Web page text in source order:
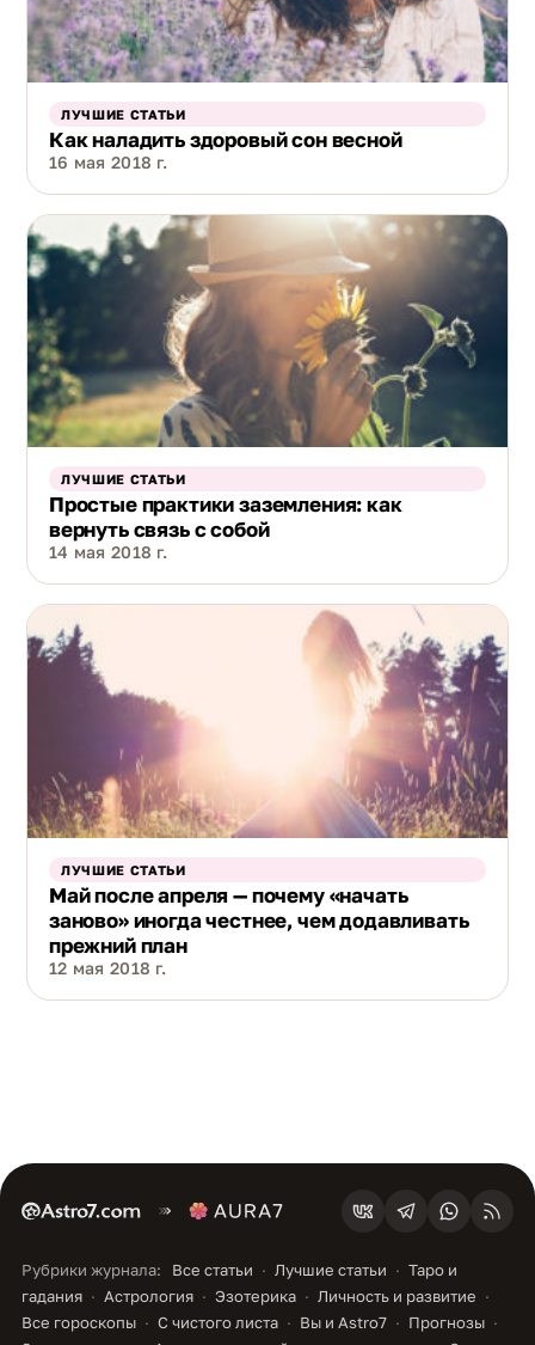
ЛУЧШИЕ СТАТЬИ
Как наладить здоровый сон весной
16 мая 2018 г.
ЛУЧШИЕ СТАТЬИ
Простые практики заземления: как
вернуть связь с собой
14 мая 2018 г.
ЛУЧШИЕ СТАТЬИ
Май после апреля — почему «начать
заново» иногда честнее, чем додавливать
прежний план
12 мая 2018 г.
Рубрики журнала: Все статьи Лучшие статьи
Таро и
гадания
Астрология Эзотерика
Личность и развитие
Все гороскопы
С чистого листа Вы и Astro7
Прогнозы